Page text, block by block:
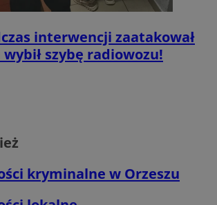
interwencji zaatakował
szybę radiowozu!
kryminalne w Orzeszu